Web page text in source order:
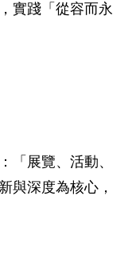
實踐「從容而永
「展覽、活動、
與深度為核心，